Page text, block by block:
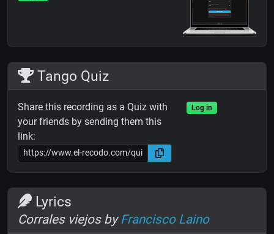
Tango Quiz
Share this recording as a Quiz with
your friends by sending them this
link:
Log in
Lyrics
Corrales viejos byFrancisco Laino